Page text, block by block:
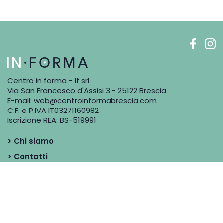
Centro in forma - If srl
Via San Francesco d'Assisi 3 - 25122 Brescia
E-mail: web@centroinformabrescia.com
C.F. e P.IVA IT03271160982
Iscrizione REA: BS-519991
> Chi siamo
> Contatti